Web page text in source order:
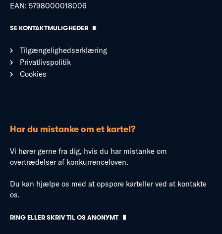
EAN: 5798000018006
SE KONTAKTMULIGHEDER
Tilgængelighedserklæring
Privatlivspolitik
Cookies
Har du mistanke om et kartel?
Vi hører gerne fra dig, hvis du har mistanke om
overtrædelser af konkurrenceloven.
Du kan hjælpe os med at opspore karteller ved at kontakte
os.
RING ELLER SKRIV TIL OS ANONYMT